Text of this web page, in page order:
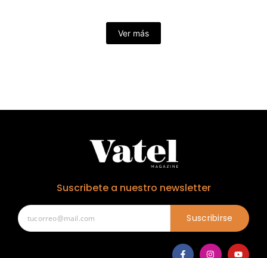
Ver más
Suscribete a nuestro newsletter
Suscribirse